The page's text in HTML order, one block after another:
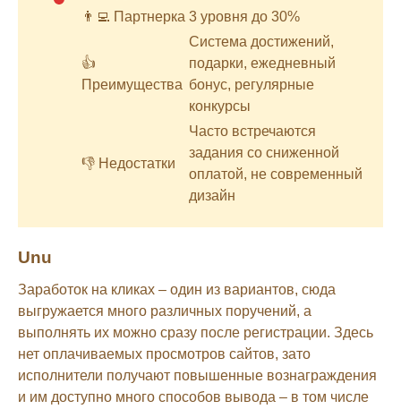
👨‍💻 Партнерка 3 уровня до 30%
👍
Преимущества
Система достижений,
подарки, ежедневный
бонус, регулярные
конкурсы
👎 Недостатки
Часто встречаются
задания со сниженной
оплатой, не современный
дизайн
Unu
Заработок на кликах – один из вариантов, сюда
выгружается много различных поручений, а
выполнять их можно сразу после регистрации. Здесь
нет оплачиваемых просмотров сайтов, зато
исполнители получают повышенные вознаграждения
и им доступно много способов вывода – в том числе